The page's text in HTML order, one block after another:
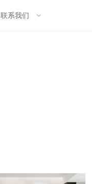
联系我们